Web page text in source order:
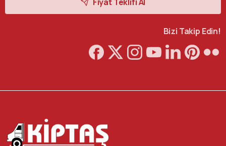
Bizi Takip Edin!